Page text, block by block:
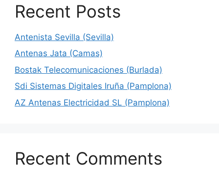
Recent Posts
Antenista Sevilla (Sevilla)
Antenas Jata (Camas)
Bostak Telecomunicaciones (Burlada)
Sdi Sistemas Digitales Iruña (Pamplona)
AZ Antenas Electricidad SL (Pamplona)
Recent Comments